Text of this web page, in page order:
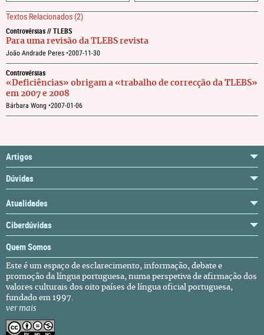
Textos Relacionados (2)
Controvérsias // TLEBS
Para uma revisão da TLEBS revista
João Andrade Peres •2007-11-30
Controvérsias
«Deficiências» obrigam a «trabalho de correcção da TLEBS»
em 2007 e 2008
Bárbara Wong •2007-01-06
Artigos
Dúvidas
Atualidades
Ciberdúvidas
Quem Somos
Este é um espaço de esclarecimento, informação, debate e
promoção da língua portuguesa, numa perspetiva de afirmação dos
valores culturais dos oito países de língua oficial portuguesa,
fundado em 1997.
ver mais